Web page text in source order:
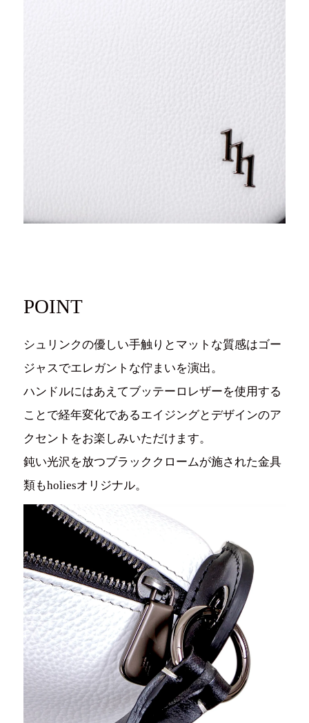
POINT
シュリンクの優しい手触りとマットな質感はゴー
ジャスでエレガントな佇まいを演出。
ハンドルにはあえてブッテーロレザーを使用する
ことで経年変化であるエイジングとデザインのア
クセントをお楽しみいただけます。
鈍い光沢を放つブラッククロームが施された金具
類もholiesオリジナル。